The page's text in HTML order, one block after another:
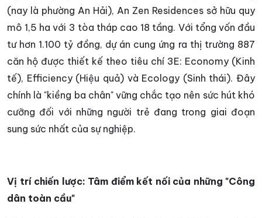
(nay là phường An Hải), An Zen Residences sở hữu quy
mô 1,5 ha với 3 tòa tháp cao 18 tầng. Với tổng vốn đầu
tư hơn 1.100 tỷ đồng, dự án cung ứng ra thị trường 887
căn hộ được thiết kế theo tiêu chí 3E: Economy (Kinh
tế), Efficiency (Hiệu quả) và Ecology (Sinh thái). Đây
chính là "kiềng ba chân" vững chắc tạo nên sức hút khó
cưỡng đối với những người trẻ đang trong giai đoạn
sung sức nhất của sự nghiệp.
Vị trí chiến lược: Tâm điểm kết nối của những "Công
dân toàn cầu"